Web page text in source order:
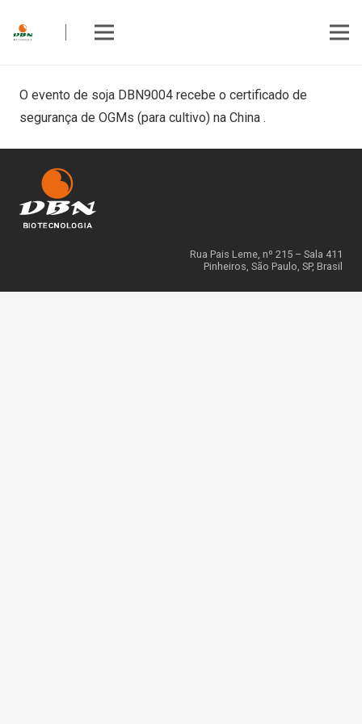
O evento de soja DBN9004 recebe o certificado de
segurança de OGMs (para cultivo) na China .
Rua Pais Leme, nº 215 – Sala 411
Pinheiros, São Paulo, SP, Brasil